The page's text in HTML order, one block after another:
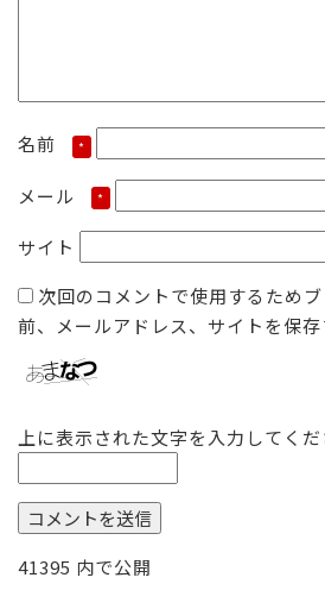
名前 *
メール *
サイト
次回のコメントで使用するため
前、メールアドレス、サイトを保存
上に表示された文字を入力してくだ
投
41395 内で公開